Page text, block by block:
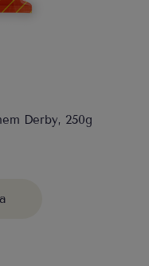
Derby, 250g